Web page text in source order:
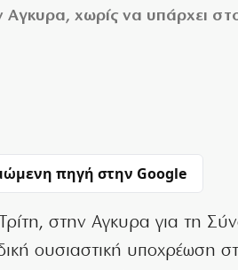
χωρίς να υπάρχει
πηγή στην Google
στην Αγκυρα για τη
ουσιαστική υποχρέωση